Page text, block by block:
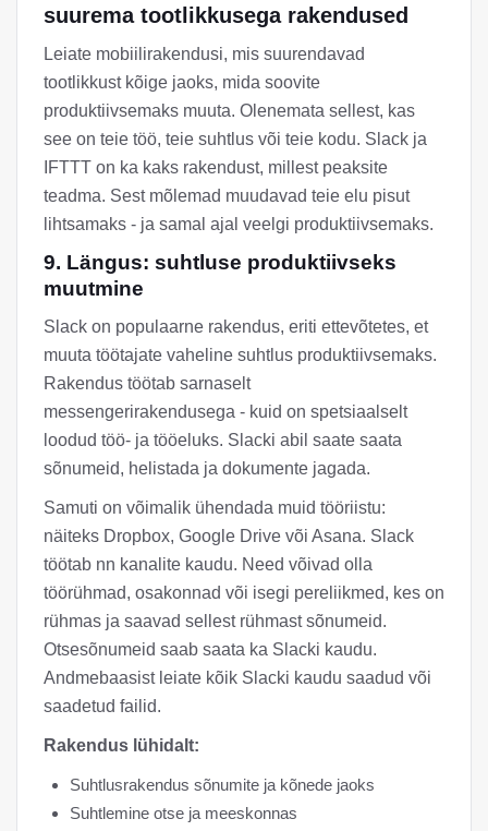
suurema tootlikkusega rakendused
Leiate mobiilirakendusi, mis suurendavad
tootlikkust kõige jaoks, mida soovite
produktiivsemaks muuta. Olenemata sellest, kas
see on teie töö, teie suhtlus või teie kodu. Slack ja
IFTTT on ka kaks rakendust, millest peaksite
teadma. Sest mõlemad muudavad teie elu pisut
lihtsamaks - ja samal ajal veelgi produktiivsemaks.
9. Längus: suhtluse produktiivseks
muutmine
Slack on populaarne rakendus, eriti ettevõtetes, et
muuta töötajate vaheline suhtlus produktiivsemaks.
Rakendus töötab sarnaselt
messengerirakendusega - kuid on spetsiaalselt
loodud töö- ja tööeluks. Slacki abil saate saata
sõnumeid, helistada ja dokumente jagada.
Samuti on võimalik ühendada muid tööriistu:
näiteks Dropbox, Google Drive või Asana. Slack
töötab nn kanalite kaudu. Need võivad olla
töörühmad, osakonnad või isegi pereliikmed, kes on
rühmas ja saavad sellest rühmast sõnumeid.
Otsesõnumeid saab saata ka Slacki kaudu.
Andmebaasist leiate kõik Slacki kaudu saadud või
saadetud failid.
Rakendus lühidalt:
Suhtlusrakendus sõnumite ja kõnede jaoks
Suhtlemine otse ja meeskonnas